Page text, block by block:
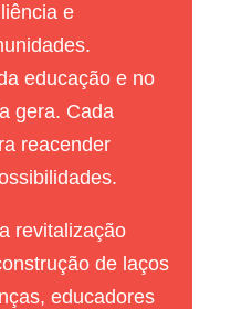
e
educação e no
gera. Cada
reacender
revitalização
de laços
educadores